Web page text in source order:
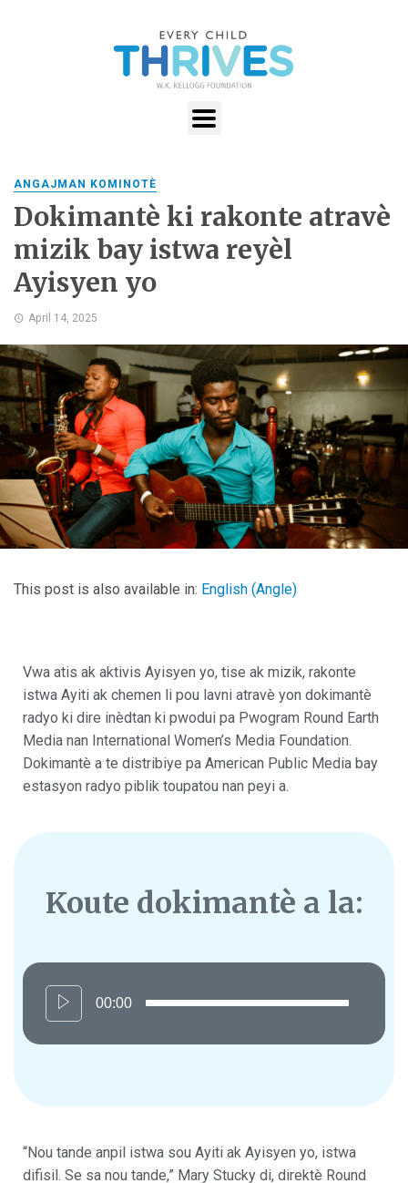
ANGAJMAN KOMINOTÈ
Dokimantè ki rakonte atravè
mizik bay istwa reyèl
Ayisyen yo
April 14, 2025
This post is also available in: English (Angle)
Vwa atis ak aktivis Ayisyen yo, tise ak mizik, rakonte
istwa Ayiti ak chemen li pou lavni atravè yon dokimantè
radyo ki dire inèdtan ki pwodui pa Pwogram Round Earth
Media nan International Women’s Media Foundation.
Dokimantè a te distribiye pa American Public Media bay
estasyon radyo piblik toupatou nan peyi a.
Koute dokimantè a la:
00:00
“Nou tande anpil istwa sou Ayiti ak Ayisyen yo, istwa
difisil. Se sa nou tande,” Mary Stucky di, direktè Round